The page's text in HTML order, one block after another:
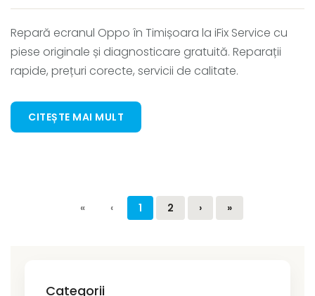
Repară ecranul Oppo în Timișoara la iFix Service cu
piese originale și diagnosticare gratuită. Reparații
rapide, prețuri corecte, servicii de calitate.
CITEȘTE MAI MULT
« ‹ 1 2 › »
Categorii